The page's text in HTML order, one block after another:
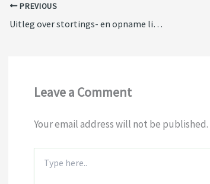
PREVIOUS
Uitleg over stortings- en opname limieten bij Catspins Casino
Leave a Comment
Your email address will not be published.
here..